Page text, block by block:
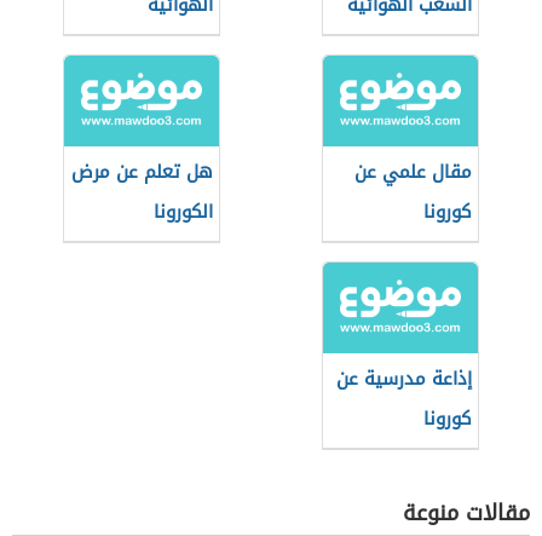
مقال علمي عن
كورونا
هل تعلم عن مرض
الكورونا
إذاعة مدرسية عن
كورونا
مقالات منوعة